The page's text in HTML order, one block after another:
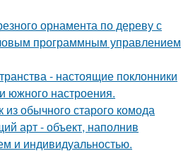
орнамента по дереву с
программным управлением
- настоящие поклонники
южного настроения.
обычного старого комода
арт - объект, наполнив
и индивидуальностью.